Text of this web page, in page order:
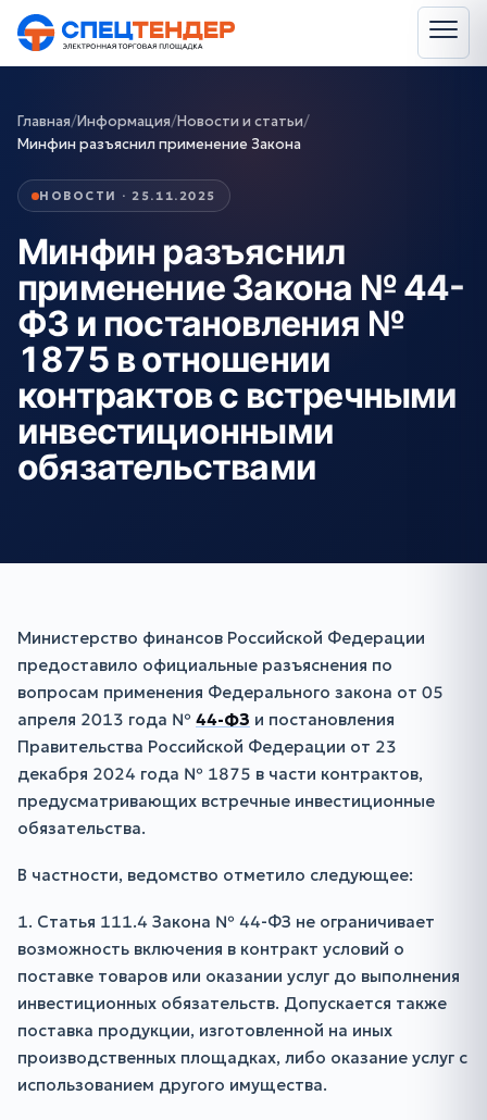
Главная/Информация/Новости и статьи/
Минфин разъяснил применение Закона
НОВОСТИ · 25.11.2025
Минфин разъяснил
применение Закона № 44-
ФЗ и постановления №
1875 в отношении
контрактов с встречными
инвестиционными
обязательствами
Министерство финансов Российской Федерации
предоставило официальные разъяснения по
вопросам применения Федерального закона от 05
апреля 2013 года № 44-ФЗ и постановления
Правительства Российской Федерации от 23
декабря 2024 года № 1875 в части контрактов,
предусматривающих встречные инвестиционные
обязательства.
В частности, ведомство отметило следующее:
1. Статья 111.4 Закона № 44-ФЗ не ограничивает
возможность включения в контракт условий о
поставке товаров или оказании услуг до выполнения
инвестиционных обязательств. Допускается также
поставка продукции, изготовленной на иных
производственных площадках, либо оказание услуг с
использованием другого имущества.